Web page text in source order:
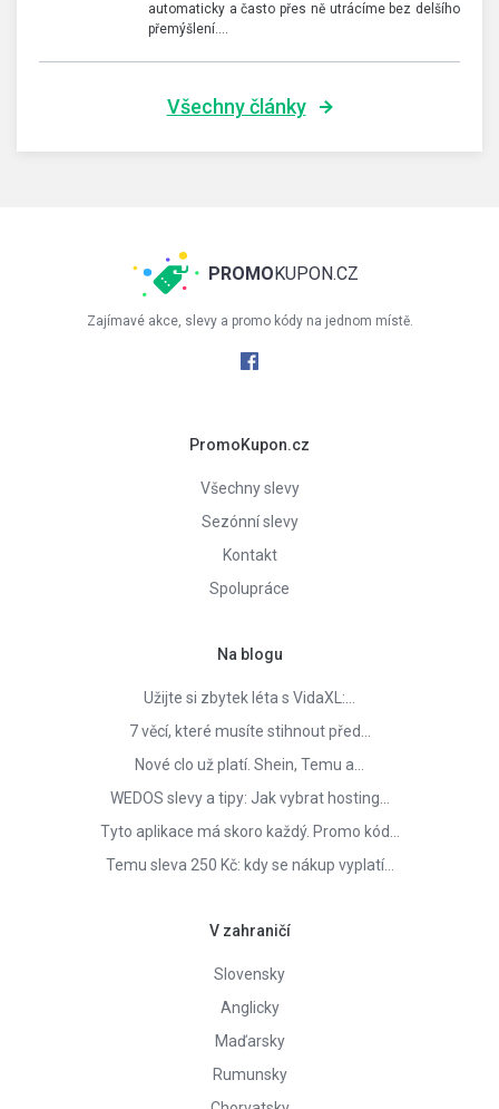
automaticky a často přes ně utrácíme bez delšího
přemýšlení.…
Všechny články
PROMOKUPON.CZ
Zajímavé akce, slevy a promo kódy na jednom místě.
PromoKupon.cz
Všechny slevy
Sezónní slevy
Kontakt
Spolupráce
Na blogu
Užijte si zbytek léta s VidaXL:…
7 věcí, které musíte stihnout před…
Nové clo už platí. Shein, Temu a…
WEDOS slevy a tipy: Jak vybrat hosting…
Tyto aplikace má skoro každý. Promo kód…
Temu sleva 250 Kč: kdy se nákup vyplatí…
V zahraničí
Slovensky
Anglicky
Maďarsky
Rumunsky